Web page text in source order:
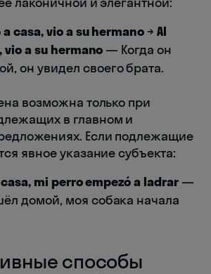
casa, vio a su hermano→Al
vio a su hermano — Когда он
он увидел своего брата.
возможна только при
в главном и
Если подлежащие
явное указание субъекта:
mi perro empezó a ladrar—
домой, моя собака начала
способы